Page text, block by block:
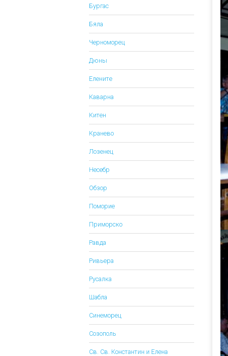
Бургас
Бяла
Черноморец
Дюны
Елените
Каварна
Китен
Кранево
Лозенец
Несебр
Обзор
Поморие
Приморско
Равда
Ривьера
Русалка
Шабла
Синеморец
Созополь
Св. Св. Константин и Елена